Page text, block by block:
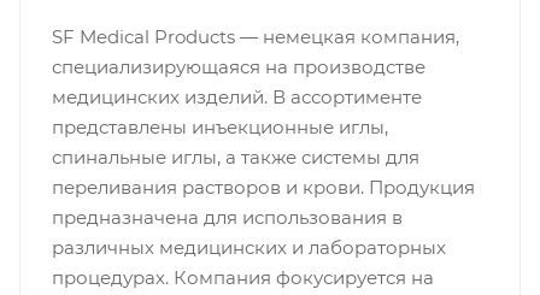
SF Medical Products — немецкая компания,
специализирующаяся на производстве
медицинских изделий. В ассортименте
представлены инъекционные иглы,
спинальные иглы, а также системы для
переливания растворов и крови. Продукция
предназначена для использования в
различных медицинских и лабораторных
процедурах. Компания фокусируется на